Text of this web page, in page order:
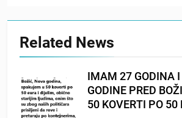
Related News
IMAM 27 GODINA
GODINE PRED
50 KOVERTI PO 50